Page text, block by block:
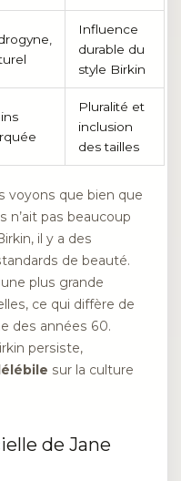
Influence
durable du
style Birkin
Pluralité et
inclusion
des tailles
voyons que bien que
n’ait pas beaucoup
il y a des
de beauté.
plus grande
ce qui diffère de
des années 60.
persiste,
sur la culture
de Jane